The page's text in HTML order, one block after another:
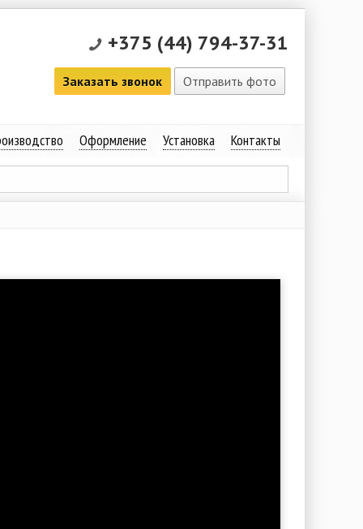
+375 (44) 794-37-31
Заказать звонок Отправить фото
Оформление Установка Контакты